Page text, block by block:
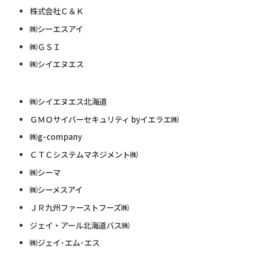
株式会社Ｃ＆Ｋ
㈱シーエスアイ
㈱ＧＳＩ
㈱シイエヌエス
㈱シイエヌエス北海道
ＧＭＯサイバーセキュリティ byイエラエ㈱
㈱g-company
ＣＴＣシステムマネジメント㈱
㈱シーマ
㈱シーメスアイ
ＪＲ九州ファーストフーズ㈱
ジェイ・アール北海道バス㈱
㈱ジェイ･エム･エス